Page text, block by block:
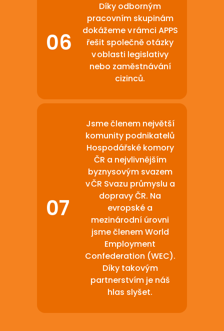
Díky odborným
pracovním skupinám
dokážeme v rámci APPS
řešit společně otázky
v oblasti legislativy
nebo zaměstnávání
cizinců.
Jsme členem největší
komunity podnikatelů
Hospodářské komory
ČR a nejvlivnějším
byznysovým svazem
v ČR Svazu průmyslu a
dopravy ČR. Na
evropské a
mezinárodní úrovni
jsme členem World
Employment
Confederation (WEC).
Díky takovým
partnerstvím je náš
hlas slyšet.